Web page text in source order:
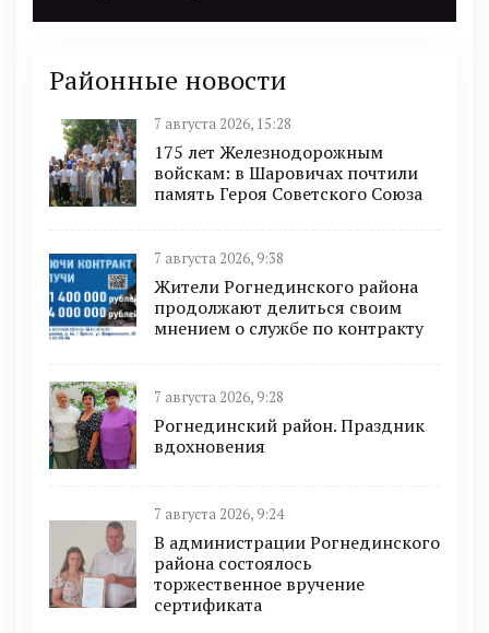
Районные новости
7 августа 2026, 15:28
175 лет Железнодорожным
войскам: в Шаровичах почтили
память Героя Советского Союза
7 августа 2026, 9:38
Жители Рогнединского района
продолжают делиться своим
мнением о службе по контракту
7 августа 2026, 9:28
Рогнединский район. Праздник
вдохновения
7 августа 2026, 9:24
В администрации Рогнединского
района состоялось
торжественное вручение
сертификата